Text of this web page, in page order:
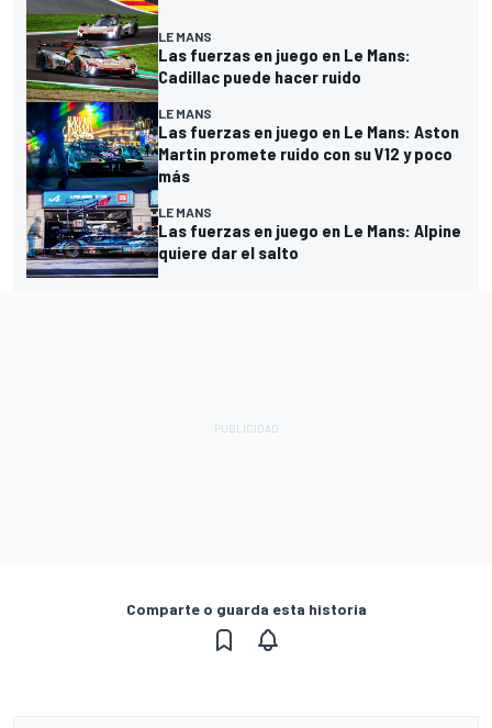
LE MANS
Las fuerzas en juego en Le Mans:
Cadillac puede hacer ruido
LE MANS
Las fuerzas en juego en Le Mans: Aston
Martin promete ruido con su V12 y poco
más
LE MANS
Las fuerzas en juego en Le Mans: Alpine
quiere dar el salto
Comparte o guarda esta historia